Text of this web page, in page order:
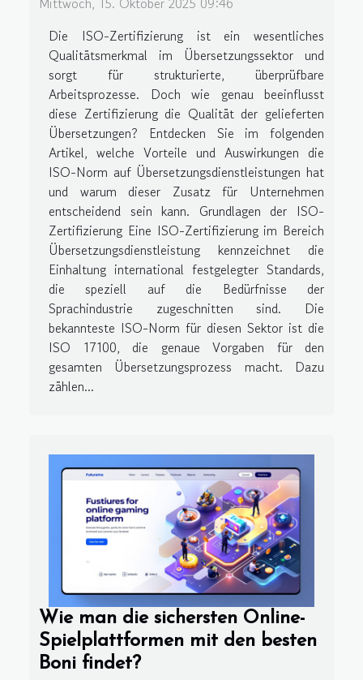
Die ISO-Zertifizierung ist ein wesentliches
Qualitätsmerkmal im Übersetzungssektor und
sorgt für strukturierte, überprüfbare
Arbeitsprozesse. Doch wie genau beeinflusst
diese Zertifizierung die Qualität der gelieferten
Übersetzungen? Entdecken Sie im folgenden
Artikel, welche Vorteile und Auswirkungen die
ISO-Norm auf Übersetzungsdienstleistungen hat
und warum dieser Zusatz für Unternehmen
entscheidend sein kann. Grundlagen der ISO-
Zertifizierung Eine ISO-Zertifizierung im Bereich
Übersetzungsdienstleistung kennzeichnet die
Einhaltung international festgelegter Standards,
die speziell auf die Bedürfnisse der
Sprachindustrie zugeschnitten sind. Die
bekannteste ISO-Norm für diesen Sektor ist die
ISO 17100, die genaue Vorgaben für den
gesamten Übersetzungsprozess macht. Dazu
zählen...
Wie man die sichersten Online-
Spielplattformen mit den besten
Boni findet?